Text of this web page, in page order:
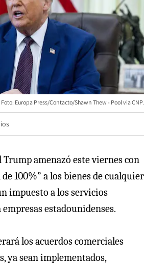
Europa Press/Contacto/Shawn Thew - Pool via CNP.
amenazó este viernes con
100%” a los bienes de cualquier
impuesto a los servicios
estadounidenses.
los acuerdos comerciales
ya sean implementados,